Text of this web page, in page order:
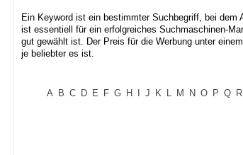
Ein Keyword ist ein bestimmter Suchbegriff, bei dem
ist essentiell für ein erfolgreiches Suchmaschinen-
gut gewählt ist. Der Preis für die Werbung unter
je beliebter es ist.
A B C D E F G H J K M N O P Q R